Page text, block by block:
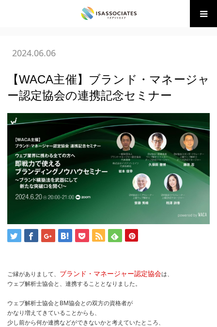
(財)BM協会 講座・イベント
2024.06.06
【WACA主催】ブランド・マネージャ
ー認定協会の連携記念セミナー
ご縁がありまして、 ブランド・マネージャー認定協会は、
ウェブ解析士協会と、連携することとなりました。
ウェブ解析士協会とBM協会との双方の資格者が
かなり増えてきていることからも、
少し前から何か連携などができないかと考えていたところ、